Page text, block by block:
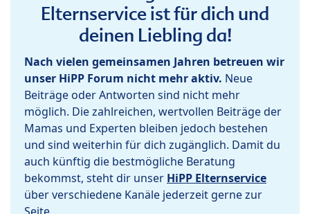
Elternservice ist für dich und
deinen Liebling da!
Nach vielen gemeinsamen Jahren betreuen wir
unser HiPP Forum nicht mehr aktiv. Neue
Beiträge oder Antworten sind nicht mehr
möglich. Die zahlreichen, wertvollen Beiträge der
Mamas und Experten bleiben jedoch bestehen
und sind weiterhin für dich zugänglich. Damit du
auch künftig die bestmögliche Beratung
bekommst, steht dir unser HiPP Elternservice
über verschiedene Kanäle jederzeit gerne zur